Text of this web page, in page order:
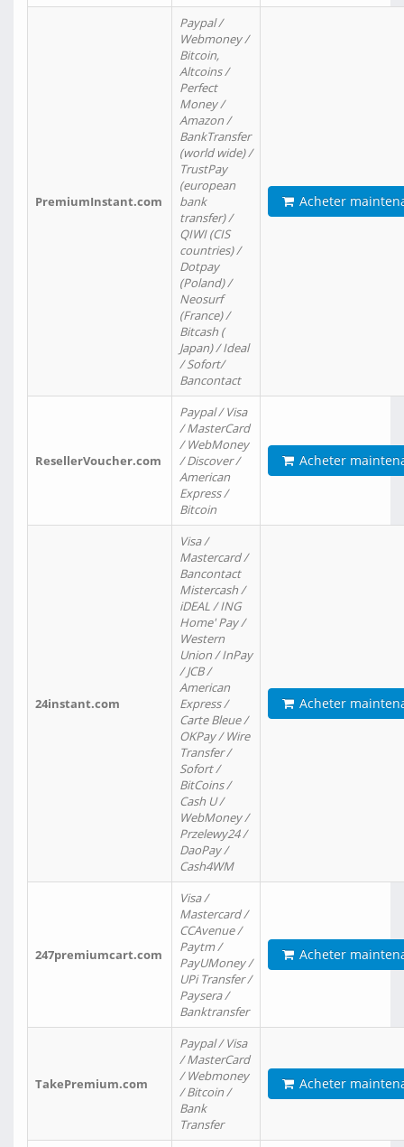
PremiumInstant.com
Paypal /
Webmoney /
Bitcoin,
Altcoins /
Perfect
Money /
Amazon /
BankTransfer
(world wide) /
TrustPay
(european
bank
transfer) /
QIWI (CIS
countries) /
Dotpay
(Poland) /
Neosurf
(France) /
Bitcash (
Japan) / Ideal
/ Sofort/
Bancontact
Acheter
ResellerVoucher.com
Paypal / Visa
/ MasterCard
/ WebMoney
/ Discover /
American
Express /
Bitcoin
Acheter
24instant.com
Visa /
Mastercard /
Bancontact
Mistercash /
iDEAL / ING
Home' Pay /
Western
Union / InPay
/ JCB /
American
Express /
Carte Bleue /
OKPay / Wire
Transfer /
Sofort /
BitCoins /
Cash U /
WebMoney /
Przelewy24 /
DaoPay /
Cash4WM
Acheter
247premiumcart.com
Visa /
Mastercard /
CCAvenue /
Paytm /
PayUMoney /
UPi Transfer /
Paysera /
Banktransfer
Acheter
TakePremium.com
Paypal / Visa
/ MasterCard
/ Webmoney
/ Bitcoin /
Bank
Transfer
Acheter